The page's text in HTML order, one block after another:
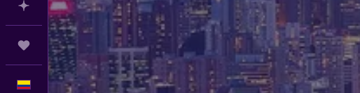
Planifica con IA
Trips
Español